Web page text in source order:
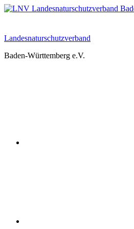
Zum
Landesnaturschutzverband
Baden-Württemberg e.V.